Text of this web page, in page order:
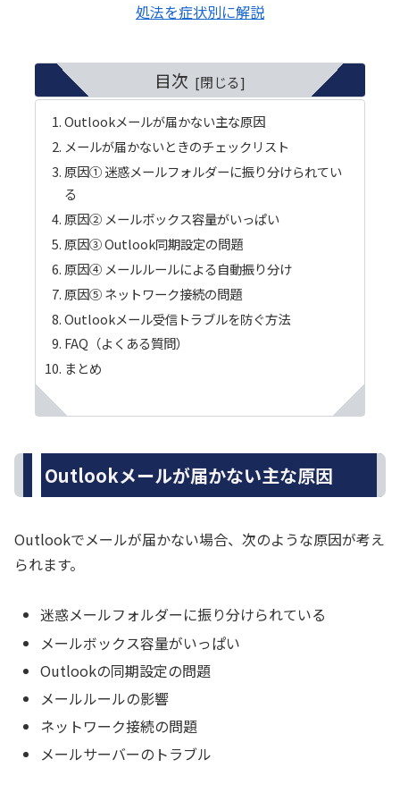
処法を症状別に解説
目次
Outlookメールが届かない主な原因
メールが届かないときのチェックリスト
原因① 迷惑メールフォルダーに振り分けられてい
る
原因② メールボックス容量がいっぱい
原因③ Outlook同期設定の問題
原因④ メールルールによる自動振り分け
原因⑤ ネットワーク接続の問題
Outlookメール受信トラブルを防ぐ方法
FAQ（よくある質問）
まとめ
Outlookメールが届かない主な原因
Outlookでメールが届かない場合、次のような原因が考え
られます。
迷惑メールフォルダーに振り分けられている
メールボックス容量がいっぱい
Outlookの同期設定の問題
メールルールの影響
ネットワーク接続の問題
メールサーバーのトラブル